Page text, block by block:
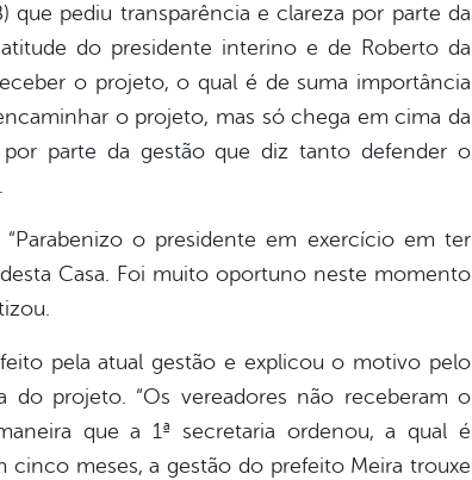
pediu transparência e clareza por parte da
do presidente interino e de Roberto da
o projeto, o qual é de suma importância
o projeto, mas só chega em cima da
parte da gestão que diz tanto defender o
o presidente em exercício em ter
Casa. Foi muito oportuno neste momento
pela atual gestão e explicou o motivo pelo
projeto. “Os vereadores não receberam o
que a 1ª secretaria ordenou, a qual é
cinco meses, a gestão do prefeito Meira trouxe